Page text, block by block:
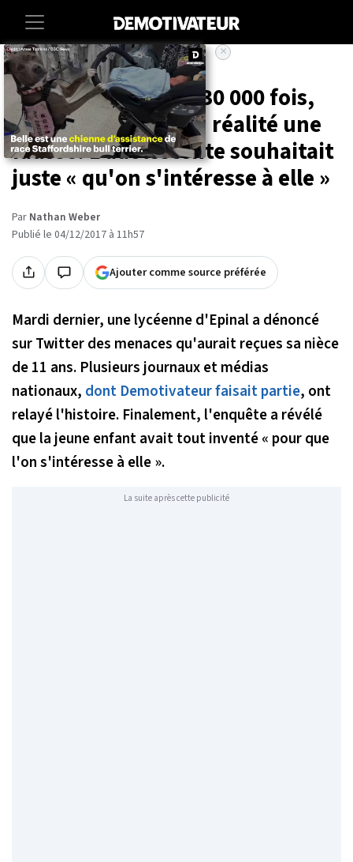
Accueil Societe
Retweetée plus de 30 000 fois,
cette lettre était en réalité une
fausse. L'adolescente souhaitait
juste « qu'on s'intéresse à elle »
Par Nathan Weber
Publié le 04/12/2017 à 11h57
Ajouter comme source préférée
Mardi dernier, une lycéenne d'Epinal a dénoncé
sur Twitter des menaces qu'aurait reçues sa nièce
de 11 ans. Plusieurs journaux et médias
nationaux, dont Demotivateur faisait partie, ont
relayé l'histoire. Finalement, l'enquête a révélé
que la jeune enfant avait tout inventé « pour que
l'on s'intéresse à elle ».
La suite après cette publicité
×